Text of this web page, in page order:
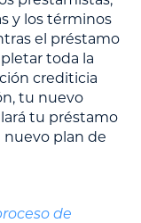
y los términos
el préstamo
toda la
crediticia
tu nuevo
tu préstamo
plan de
de